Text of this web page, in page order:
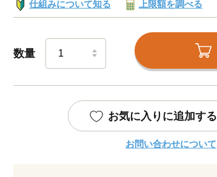
仕組みについて知る 上限額を調べる
数量
お気に入りに追加する
お問い合わせについて